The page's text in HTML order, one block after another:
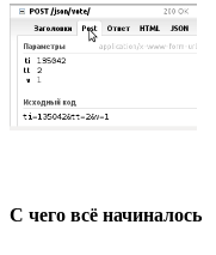
С чего всё начиналось